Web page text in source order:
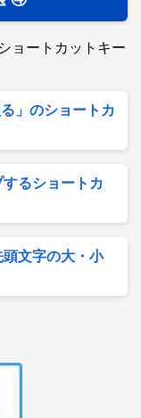
ョートカットキー
」のショートカ
るショートカ
頭文字の大・小